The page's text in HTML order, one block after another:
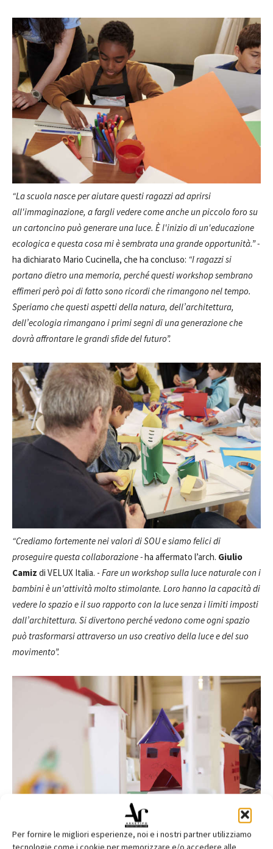
Per fornire le migliori esperienze, noi e i nostri partner utilizziamo
“La scuola nasce per aiutare questi ragazzi ad aprirsi
all'immaginazione, a fargli vedere come anche un piccolo foro su
un cartoncino può generare una luce. È l'inizio di un'educazione
ecologica e questa cosa mi è sembrata una grande opportunità.” -
ha dichiarato Mario Cucinella, che ha concluso: “I ragazzi si
portano dietro una memoria, perché questi workshop sembrano
effimeri però poi di fatto sono ricordi che rimangono nel tempo.
Speriamo che questi aspetti della natura, dell’architettura,
dell’ecologia rimangano i primi segni di una generazione che
dovrà affrontare le grandi sfide del futuro”.
“Crediamo fortemente nei valori di SOU e siamo felici di
proseguire questa collaborazione -ha affermato l’arch. Giulio
Camiz di VELUX Italia. - Fare un workshop sulla luce naturale con i
bambini è un'attività molto stimolante. Loro hanno la capacità di
vedere lo spazio e il suo rapporto con la luce senza i limiti imposti
dall’architettura. Si divertono perché vedono come ogni spazio
può trasformarsi attraverso un uso creativo della luce e del suo
movimento”.